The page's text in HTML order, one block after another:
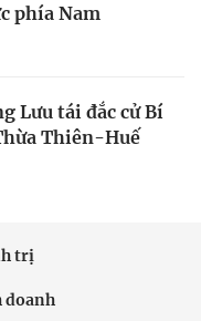
phía Nam
Lưu tái đắc cử Bí
Thiên-Huế
trị
doanh